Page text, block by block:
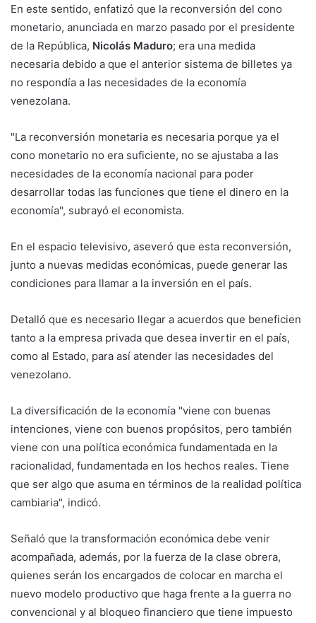
En este sentido, enfatizó que la reconversión del cono
monetario, anunciada en marzo pasado por el presidente
de la República, Nicolás Maduro; era una medida
necesaria debido a que el anterior sistema de billetes ya
no respondía a las necesidades de la economía
venezolana.
"La reconversión monetaria es necesaria porque ya el
cono monetario no era suficiente, no se ajustaba a las
necesidades de la economía nacional para poder
desarrollar todas las funciones que tiene el dinero en la
economía", subrayó el economista.
En el espacio televisivo, aseveró que esta reconversión,
junto a nuevas medidas económicas, puede generar las
condiciones para llamar a la inversión en el país.
Detalló que es necesario llegar a acuerdos que beneficien
tanto a la empresa privada que desea invertir en el país,
como al Estado, para así atender las necesidades del
venezolano.
La diversificación de la economía "viene con buenas
intenciones, viene con buenos propósitos, pero también
viene con una política económica fundamentada en la
racionalidad, fundamentada en los hechos reales. Tiene
que ser algo que asuma en términos de la realidad política
cambiaria", indicó.
Señaló que la transformación económica debe venir
acompañada, además, por la fuerza de la clase obrera,
quienes serán los encargados de colocar en marcha el
nuevo modelo productivo que haga frente a la guerra no
convencional y al bloqueo financiero que tiene impuesto